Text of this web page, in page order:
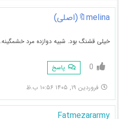
melina🔖(اصلی)
خیلی قشنگ بود. شبیه دوازده مرد خشمگینه.
0 پاسخ
فروردین ۱۹, ۱۴۰۵ ۱۰:۵۶ ب.ظ
Fatmezararmy